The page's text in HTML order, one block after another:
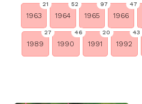
21
1963
52
1964
97
1965
47
1966
27
1989
46
1990
20
1991
43
1992